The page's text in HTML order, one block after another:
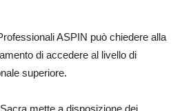
ASPIN può chiedere alla
di accedere al livello di
superiore.
mette a disposizione dei